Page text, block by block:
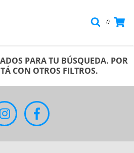
0
PARA TU BÚSQUEDA. POR
CON OTROS FILTROS.